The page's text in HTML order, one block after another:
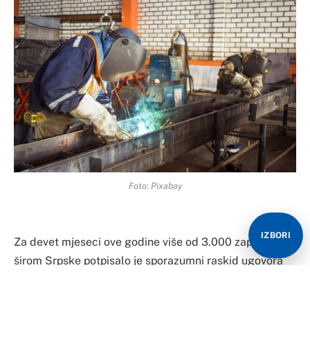
Foto: Pixabay
Za devet mjeseci ove godine više od 3.000 zaposlenih
širom Srpske potpisalo je sporazumni raskid ugovora
IZBORI